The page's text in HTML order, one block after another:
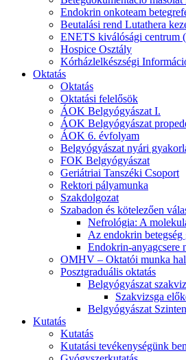
Endokrin onkoteam
Beutalási rend Lutathera
ENETS kiválósági centrum
Hospice Osztály
Kórházlelkészségi
Oktatás
Oktatás
Oktatási felelősök
ÁOK Belgyógyászat I.
ÁOK Belgyógyászat
ÁOK 6. évfolyam
Belgyógyászat nyári
FOK Belgyógyászat
Geriátriai Tanszéki Csoport
Rektori pályamunka
Szakdolgozat
Szabadon és kötelezően
Nefrológia: A
Az endokrin betegség
Endokrin-anyagcsere
OMHV – Oktatói munka
Posztgraduális oktatás
Belgyógyászat
Szakvizsga
Belgyógyászat
Kutatás
Kutatás
Kutatási tevékenységünk